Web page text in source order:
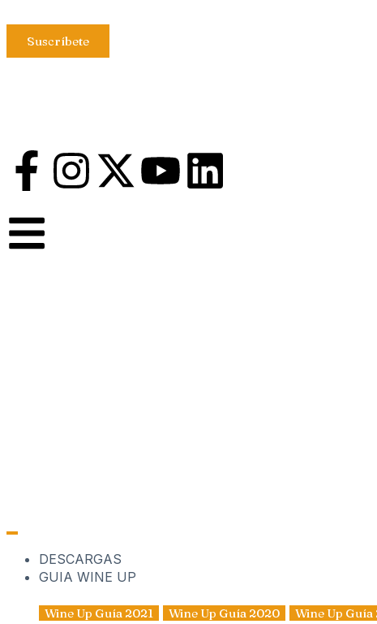
Suscríbete
DESCARGAS
GUIA WINE UP
Wine Up Guía 2021 Wine Up Guía 2020 Wine Up Guía